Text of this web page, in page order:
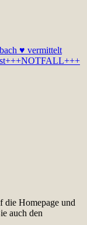
♥ vermittelt
die Homepage und
auch den